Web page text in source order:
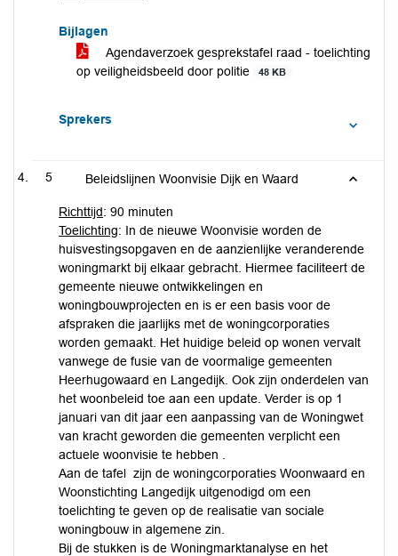
Bijlagen
Agendaverzoek gesprekstafel raad - toelichting
op veiligheidsbeeld door politie
48 KB
Sprekers
5 Beleidslijnen Woonvisie Dijk en Waard
Richttijd: 90 minuten
Toelichting: In de nieuwe Woonvisie worden de
huisvestingsopgaven en de aanzienlijke veranderende
woningmarkt bij elkaar gebracht. Hiermee faciliteert de
gemeente nieuwe ontwikkelingen en
woningbouwprojecten en is er een basis voor de
afspraken die jaarlijks met de woningcorporaties
worden gemaakt. Het huidige beleid op wonen vervalt
vanwege de fusie van de voormalige gemeenten
Heerhugowaard en Langedijk. Ook zijn onderdelen van
het woonbeleid toe aan een update. Verder is op 1
januari van dit jaar een aanpassing van de Woningwet
van kracht geworden die gemeenten verplicht een
actuele woonvisie te hebben .
Aan de tafel zijn de woningcorporaties Woonwaard en
Woonstichting Langedijk uitgenodigd om een
toelichting te geven op de realisatie van sociale
woningbouw in algemene zin.
Bij de stukken is de Woningmarktanalyse en het